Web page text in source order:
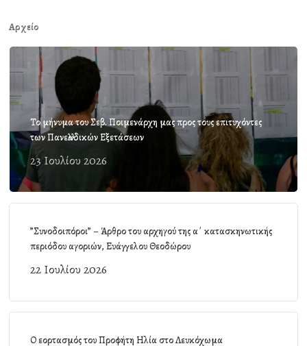
Αρχείο
Το μήνυμα του Σεβ. Ποιμενάρχη μας προς τους επιτυχόντες
των Πανελλαδικών Εξετάσεων
23 Ιουλίου 2026
”Συνοδοιπόροι” – Άρθρο του αρχηγού της α΄ κατασκηνωτικής
περιόδου αγοριών, Ευάγγελου Θεοδώρου
22 Ιουλίου 2026
Ο εορτασμός του Προφήτη Ηλία στο Λευκόχωμα